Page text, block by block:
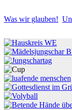
Was wir glauben!